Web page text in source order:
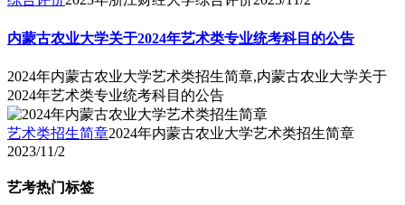
内蒙古农业大学关于2024年艺术类专业统考科目的公告
2024年内蒙古农业大学艺术类招生简章,内蒙古农业大学关于
2024年艺术类专业统考科目的公告
艺术类招生简章2024年内蒙古农业大学艺术类招生简章
2023/11/2
艺考热门标签